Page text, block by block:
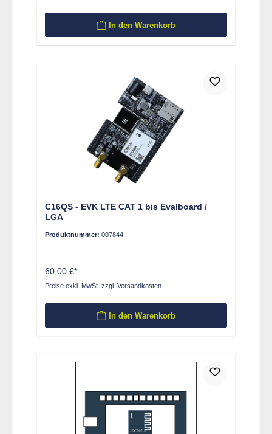
In den Warenkorb
C16QS - EVK LTE CAT 1 bis Evalboard /
LGA
Produktnummer: 007844
60,00 €*
Preise exkl. MwSt. zzgl. Versandkosten
In den Warenkorb